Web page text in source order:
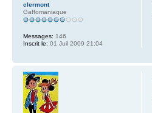
clermont
Gaffomaniaque
Messages: 146
Inscrit le: 01 Juil 2009 21:04